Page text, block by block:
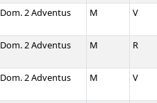
Dom. 2 Adventus M V
Dom. 2 Adventus M R
Dom. 2 Adventus M V